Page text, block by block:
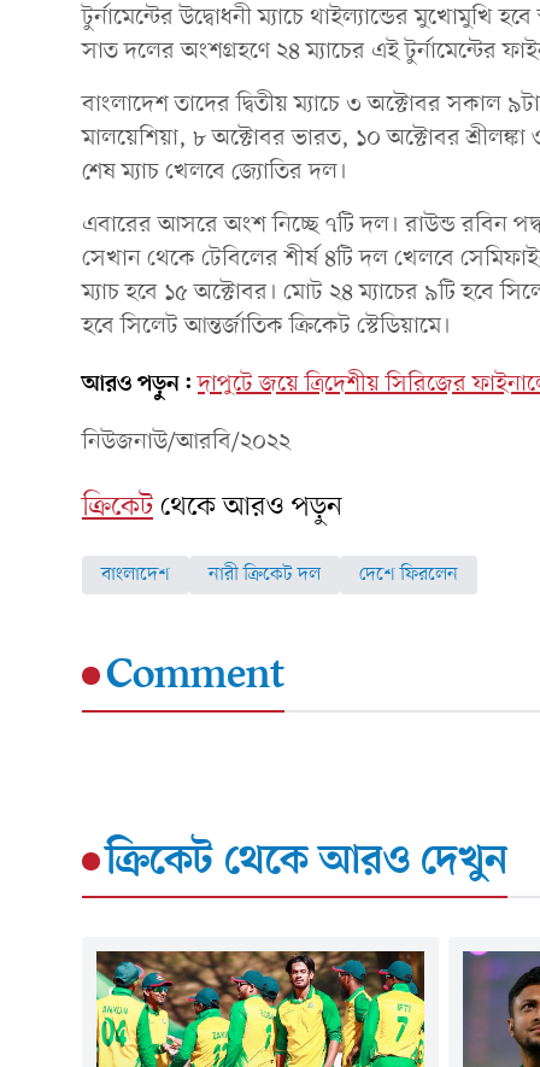
টুর্নামেন্টের উদ্বোধনী ম্যাচে থাইল্যান্ডের মুখোমুখি
সাত দলের অংশগ্রহণে ২৪ ম্যাচের এই টুর্নামেন্টের
বাংলাদেশ তাদের দ্বিতীয় ম্যাচে ৩ অক্টোবর সকাল
মালয়েশিয়া, ৮ অক্টোবর ভারত, ১০ অক্টোবর
শেষ ম্যাচ খেলবে জ্যোতির দল।
এবারের আসরে অংশ নিচ্ছে ৭টি দল। রাউন্ড রবিন
সেখান থেকে টেবিলের শীর্ষ ৪টি দল খেলবে
ম্যাচ হবে ১৫ অক্টোবর। মোট ২৪ ম্যাচের ৯টি হবে
হবে সিলেট আন্তর্জাতিক ক্রিকেট স্টেডিয়ামে।
আরও পড়ুন: দাপুটে জয়ে ত্রিদেশীয় সিরিজের
নিউজনাউ/আরবি/২০২২
ক্রিকেটথেকে আরও পড়ুন
বাংলাদেশ নারী ক্রিকেট দল দেশে ফিরলেন
Comment
ক্রিকেট থেকে আরও দেখুন